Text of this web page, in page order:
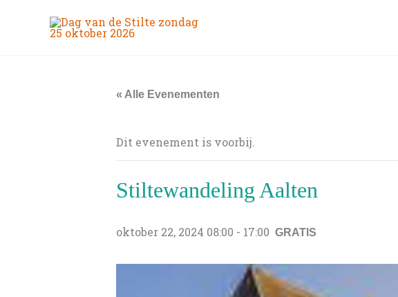
« Alle Evenementen
Dit evenement is voorbij.
Stiltewandeling Aalten
oktober 22, 2024 08:00 - 17:00 GRATIS